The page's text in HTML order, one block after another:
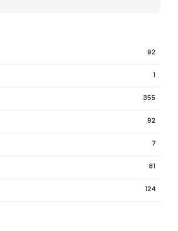
92
1
355
92
7
81
124